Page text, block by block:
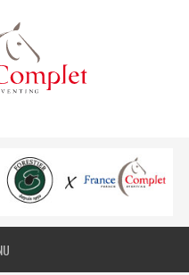
cross
!